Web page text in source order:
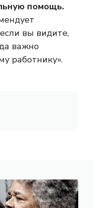
помощь.
вы видите,
важно
работнику».